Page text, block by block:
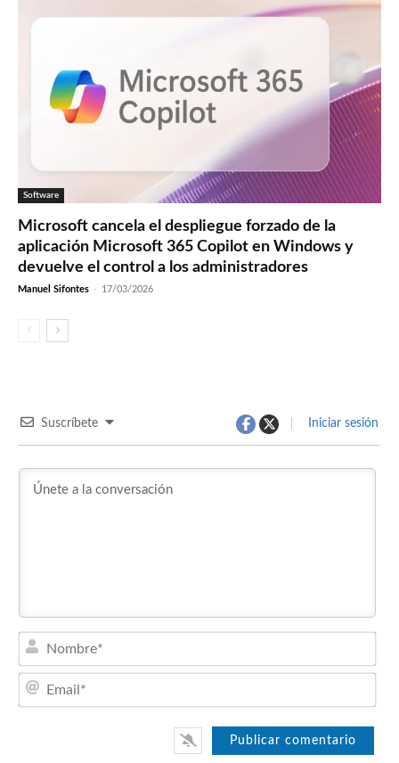
Software
Microsoft cancela el despliegue forzado de la
aplicación Microsoft 365 Copilot en Windows y
devuelve el control a los administradores
Manuel Sifontes - 17/03/2026
Suscríbete Iniciar sesión